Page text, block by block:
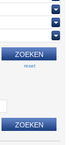
reset